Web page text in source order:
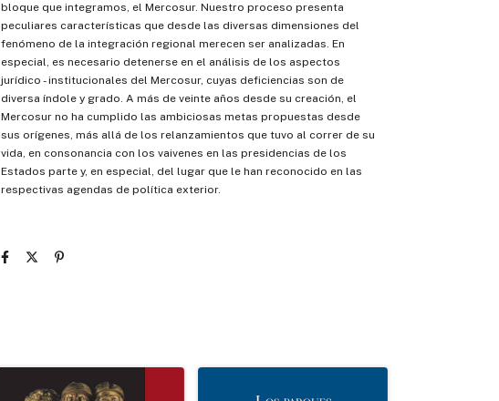
bloque que integramos, el Mercosur. Nuestro proceso presenta
peculiares características que desde las diversas dimensiones del
fenómeno de la integración regional merecen ser analizadas. En
especial, es necesario detenerse en el análisis de los aspectos
jurídico - institucionales del Mercosur, cuyas deficiencias son de
diversa índole y grado. A más de veinte años desde su creación, el
Mercosur no ha cumplido las ambiciosas metas propuestas desde
sus orígenes, más allá de los relanzamientos que tuvo al correr de su
vida, en consonancia con los vaivenes en las presidencias de los
Estados parte y, en especial, del lugar que le han reconocido en las
respectivas agendas de política exterior.